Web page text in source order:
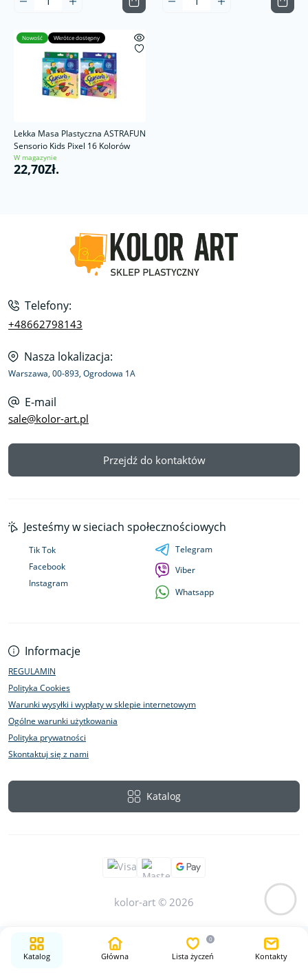
Katalog Główna Lista życzeń
0
Kontakty
Nowość Wkrótce dostępny
Lekka Masa Plastyczna ASTRAFUN
Sensorio Kids Pixel 16 Kolorów
W magazynie
22,70Zł.
Telefony:
+48662798143
Nasza lokalizacja:
Warszawa, 00-893, Ogrodowa 1A
E-mail
sale@kolor-art.pl
Przejdź do kontaktów
Informacje
REGULAMIN
Polityka Cookies
Warunki wysyłki i wypłaty w sklepie internetowym
Ogólne warunki użytkowania
Polityka prywatności
Skontaktuj się z nami
Katalog
Jesteśmy w sieciach społecznościowych
Tik Tok
Facebook
Instagram
Telegram
Viber
Whatsapp
kolor-art © 2026